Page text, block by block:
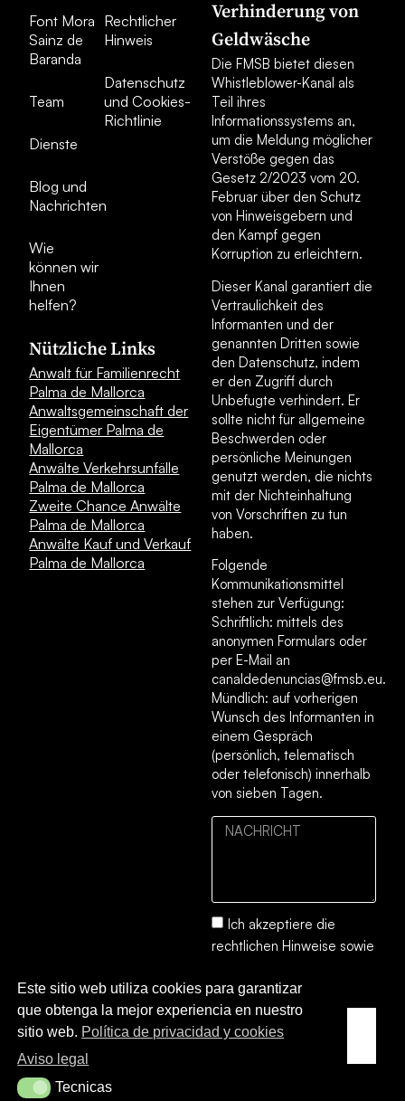
Font Mora
Sainz de
Baranda
Team
Dienste
Blog und
Nachrichten
Wie
können wir
Ihnen
helfen?
Rechtlicher
Hinweis
Datenschutz
und Cookies-
Richtlinie
Nützliche Links
Anwalt für Familienrecht
Palma de Mallorca
Anwaltsgemeinschaft der
Eigentümer Palma de
Mallorca
Anwälte Verkehrsunfälle
Palma de Mallorca
Zweite Chance Anwälte
Palma de Mallorca
Anwälte Kauf und Verkauf
Palma de Mallorca
Verhinderung von
Geldwäsche
Die FMSB bietet diesen
Whistleblower-Kanal als
Teil ihres
Informationssystems an,
um die Meldung möglicher
Verstöße gegen das
Gesetz 2/2023 vom 20.
Februar über den Schutz
von Hinweisgebern und
den Kampf gegen
Korruption zu erleichtern.
Dieser Kanal garantiert die
Vertraulichkeit des
Informanten und der
genannten Dritten sowie
den Datenschutz, indem
er den Zugriff durch
Unbefugte verhindert. Er
sollte nicht für allgemeine
Beschwerden oder
persönliche Meinungen
genutzt werden, die nichts
mit der Nichteinhaltung
von Vorschriften zu tun
haben.
Folgende
Kommunikationsmittel
stehen zur Verfügung:
Schriftlich: mittels des
anonymen Formulars oder
per E-Mail an
canaldedenuncias@fmsb.eu.
Mündlich: auf vorherigen
Wunsch des Informanten in
einem Gespräch
(persönlich, telematisch
oder telefonisch) innerhalb
von sieben Tagen.
Ich akzeptiere die
rechtlichen Hinweise sowie
Cookie-Richtlinie.
SENDEN
Este sitio web utiliza cookies para garantizar
que obtenga la mejor experiencia en nuestro
sitio web. Política de privacidad y cookies
Aviso legal
TecnicasTecnicas